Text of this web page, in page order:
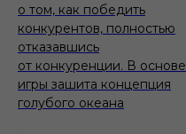
о том, как победить
конкурентов, полностью
отказавшись
от конкуренции. В основе
игры зашита концепция
голубого океана